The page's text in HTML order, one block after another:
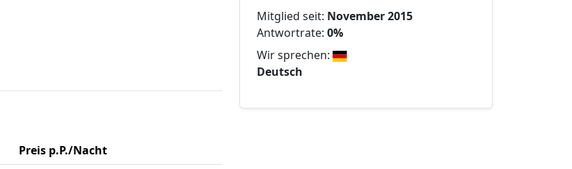
Mitglied seit: November 2015
Antwortrate: 0%
Wir sprechen:
Deutsch
Preis p.P./Nacht